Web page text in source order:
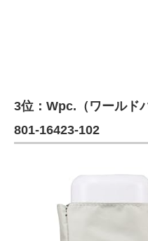
3位：Wpc.（ワールド
801-16423-102